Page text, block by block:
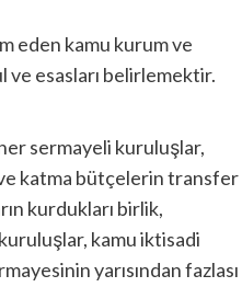
eden kamu kurum ve
ve esasları belirlemektir.
sermayeli kuruluşlar,
katma bütçelerin transfer
kurdukları birlik,
kamu iktisadi
yarısından fazlası